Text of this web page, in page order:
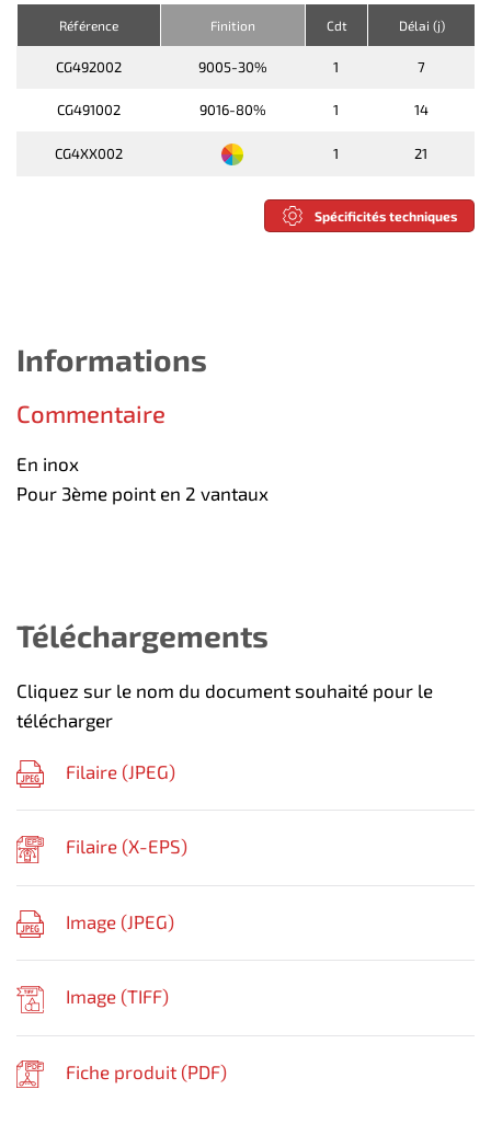
Référence Finition Cdt Délai (j)
CG492002 9005-30% 1 7
CG491002 9016-80% 1 14
CG4XX002 1 21
Spécificités techniques
Informations
Commentaire
En inox
Pour 3ème point en 2 vantaux
Téléchargements
Cliquez sur le nom du document souhaité pour le
télécharger
Filaire (JPEG)
Filaire (X-EPS)
Image (JPEG)
Image (TIFF)
Fiche produit (PDF)